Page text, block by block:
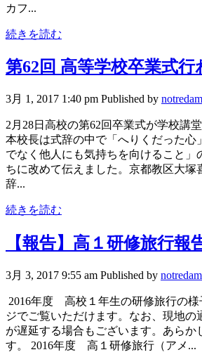
カフ...
続きを読む
第62回 高等学校卒業式行
3月 1, 2017 1:40 pm Published by
2月28日高校の第62回卒業式が学校講
本校長は式辞の中で「へりくだった心
でなく他人にも気持ちを向けること」
ちに改めて伝えました。京都教区大塚
辞...
続きを読む
【報告】高１研修旅行報
3月 3, 2017 9:55 am Published by
2016年度 高校１年生の研修旅行の様
ジでご覧いただけます。なお、現地の
が遅延する場合もございます。あらか
す。 2016年度 高１研修旅行（アメ...